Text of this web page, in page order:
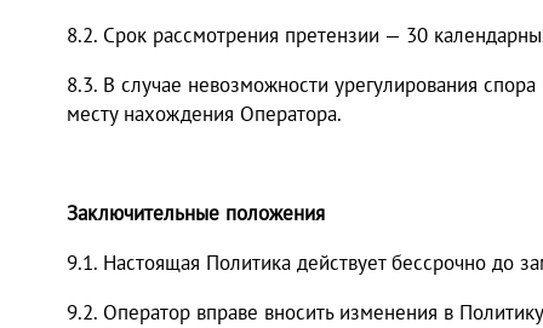
8.2. Срок рассмотрения претензии — 30
8.3. В случае невозможности урегулирования
месту нахождения Оператора.
Заключительные положения
9.1. Настоящая Политика действует бессрочно до
9.2. Оператор вправе вносить изменения в